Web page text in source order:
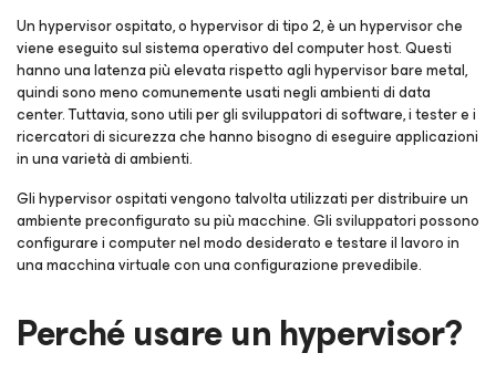
Un hypervisor ospitato, o hypervisor di tipo 2, è un hypervisor che
viene eseguito sul sistema operativo del computer host. Questi
hanno una latenza più elevata rispetto agli hypervisor bare metal,
quindi sono meno comunemente usati negli ambienti di data
center. Tuttavia, sono utili per gli sviluppatori di software, i tester e i
ricercatori di sicurezza che hanno bisogno di eseguire applicazioni
in una varietà di ambienti.
Gli hypervisor ospitati vengono talvolta utilizzati per distribuire un
ambiente preconfigurato su più macchine. Gli sviluppatori possono
configurare i computer nel modo desiderato e testare il lavoro in
una macchina virtuale con una configurazione prevedibile.
Perché usare un hypervisor?